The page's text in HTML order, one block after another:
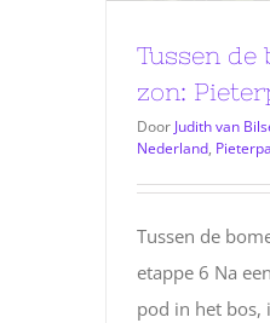
Tussen de
zon:
Door Judith van
Nederland,
Tussen de
etappe 6 Na
pod in het bos,